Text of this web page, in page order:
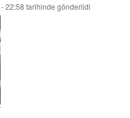
22:58 tarihinde gönderildi